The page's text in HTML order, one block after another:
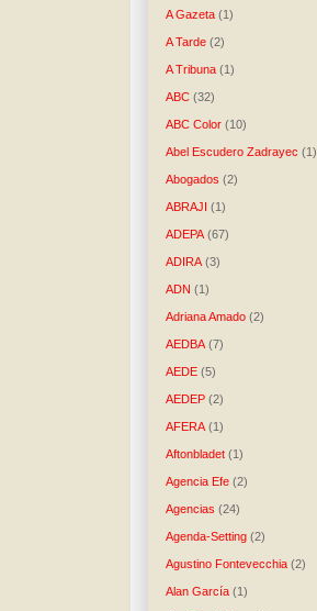
A Gazeta (1)
A Tarde (2)
A Tribuna (1)
ABC (32)
ABC Color (10)
Abel Escudero Zadrayec (1)
Abogados (2)
ABRAJI (1)
ADEPA (67)
ADIRA (3)
ADN (1)
Adriana Amado (2)
AEDBA (7)
AEDE (5)
AEDEP (2)
AFERA (1)
Aftonbladet (1)
Agencia Efe (2)
Agencias (24)
Agenda-Setting (2)
Agustino Fontevecchia (2)
Alan García (1)